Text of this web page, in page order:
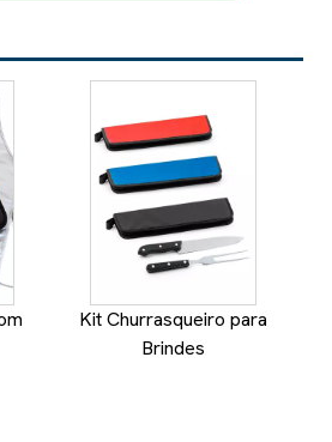
Kit Churrasqueiro para
Brindes